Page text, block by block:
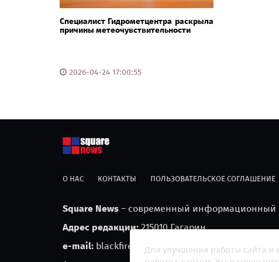
Специалист Гидрометцентра раскрыла
причины метеочувствительности
2026-04-24 17:00:55
О НАС КОНТАКТЫ ПОЛЬЗОВАТЕЛЬСКОЕ СОГЛАШЕНИЕ
Square News – современный информационный
Адрес редакции:215010 Гагарин
e-mail: blackfire2001@mail.ruДля улучшения работы сайта